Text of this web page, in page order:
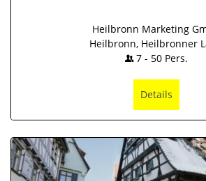
Heilbronn Marketing
Heilbronn, Heilbronner
7 - 50 Pers.
Details